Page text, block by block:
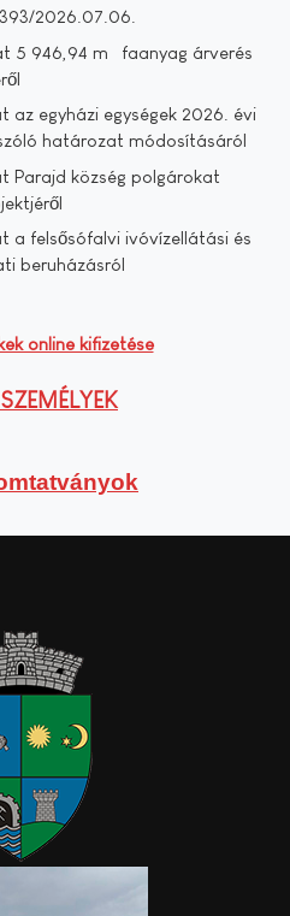
2026.07.06.
5 946,94 m³ faanyag árverés
egyházi egységek 2026. évi
határozat módosításáról
Parajd község polgárokat
a felsősófalvi ivóvízellátási és
beruházásról
online kifizetése